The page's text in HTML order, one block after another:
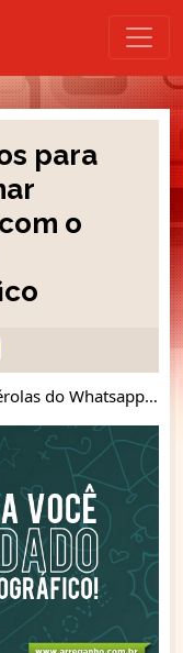
para
o
do Whatsapp…